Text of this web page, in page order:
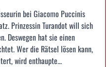
bei Giacomo Puccinis
Prinzessin Turandot will sich
Deswegen hat sie einen
Wer die Rätsel lösen kann,
wird enthaupte...